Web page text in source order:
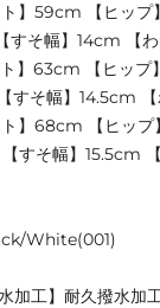
】59cm 【ヒップ
そ幅】14cm 【
】63cm 【ヒップ
そ幅】14.5cm
】68cm 【ヒップ
すそ幅】15.5cm 【
White(001)
加工】耐久撥水加